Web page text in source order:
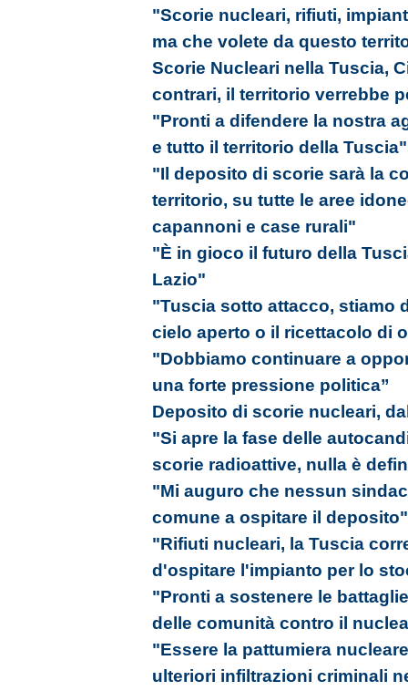
"Scorie nucleari, rifiuti,
ma che volete da questo
Scorie Nucleari nella Tuscia,
contrari, il territorio verrebbe
"Pronti a difendere la nostra
e tutto il territorio della Tuscia"
"Il deposito di scorie sarà la
territorio, su tutte le aree
capannoni e case rurali"
"È in gioco il futuro della
Lazio"
"Tuscia sotto attacco, stiamo
cielo aperto o il ricettacolo di
"Dobbiamo continuare a
una forte pressione politica”
Deposito di scorie nucleari,
"Si apre la fase delle
scorie radioattive, nulla è
"Mi auguro che nessun
comune a ospitare il deposito"
"Rifiuti nucleari, la Tuscia
d'ospitare l'impianto per lo
"Pronti a sostenere le
delle comunità contro il
"Essere la pattumiera
ulteriori infiltrazioni criminali